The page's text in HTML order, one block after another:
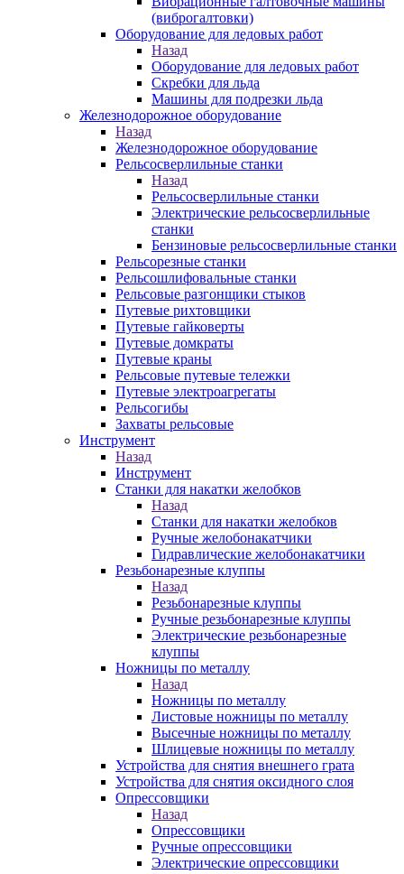
(виброгалтовки)
Оборудование для ледовых работ
Назад
Оборудование для ледовых работ
Скребки для льда
Машины для подрезки льда
Железнодорожное оборудование
Назад
Железнодорожное оборудование
Рельсосверлильные станки
Назад
Рельсосверлильные станки
Электрические рельсосверлильные
станки
Бензиновые рельсосверлильные станки
Рельсорезные станки
Рельсошлифовальные станки
Рельсовые разгонщики стыков
Путевые рихтовщики
Путевые гайковерты
Путевые домкраты
Путевые краны
Рельсовые путевые тележки
Путевые электроагрегаты
Рельсогибы
Захваты рельсовые
Инструмент
Назад
Инструмент
Станки для накатки желобков
Назад
Станки для накатки желобков
Ручные желобонакатчики
Гидравлические желобонакатчики
Резьбонарезные клуппы
Назад
Резьбонарезные клуппы
Ручные резьбонарезные клуппы
Электрические резьбонарезные
клуппы
Ножницы по металлу
Назад
Ножницы по металлу
Листовые ножницы по металлу
Высечные ножницы по металлу
Шлицевые ножницы по металлу
Устройства для снятия внешнего грата
Устройства для снятия оксидного слоя
Опрессовщики
Назад
Опрессовщики
Ручные опрессовщики
Электрические опрессовщики